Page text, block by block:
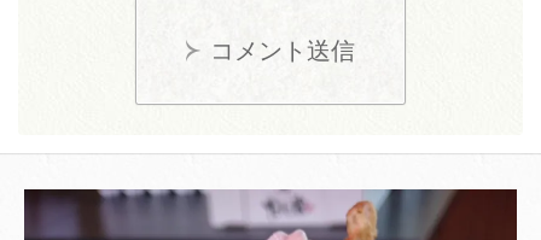
コメント送信